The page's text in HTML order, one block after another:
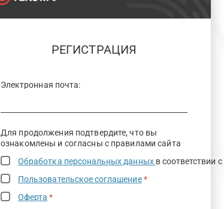
РЕГИСТРАЦИЯ
Электронная почта:
Для продолжения подтвердите, что вы
ознакомлены и согласны с правилами сайта
Обработка персональных данных в соответствии с
Пользовательское соглашение *
Оферта *